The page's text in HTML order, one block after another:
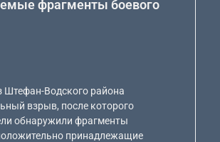
фрагменты боевого
Штефан-Водского района
взрыв, после которого
обнаружили фрагменты
принадлежащие